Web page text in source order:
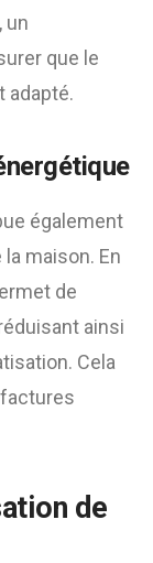
un
que le
adapté.
également
maison. En
de
ainsi
Cela
de